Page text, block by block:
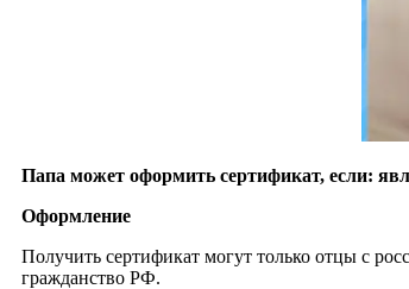
Папа может оформить сертификат, если:
Оформление
Получить сертификат могут только отцы с
гражданство РФ.